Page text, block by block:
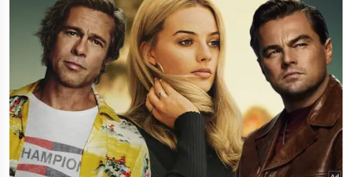
નોકરી-ધંધામાં પ્રગતિ... આ
રાશિના લોકોને ફળશે આજનો
દિવસ , જાણો તમારું રાશિફળ?